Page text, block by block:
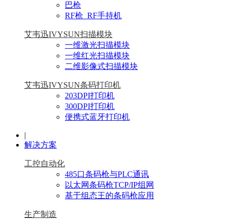
巴枪
RF枪_RF手持机
艾韦迅IVYSUN扫描模块
一维激光扫描模块
一维红光扫描模块
二维影像式扫描模块
艾韦迅IVYSUN条码打印机
203DPI打印机
300DPI打印机
便携式蓝牙打印机
|
解决方案
工控自动化
485口条码枪与PLC通讯
以太网条码枪TCP/IP组网
基于组态王的条码枪应用
生产制造